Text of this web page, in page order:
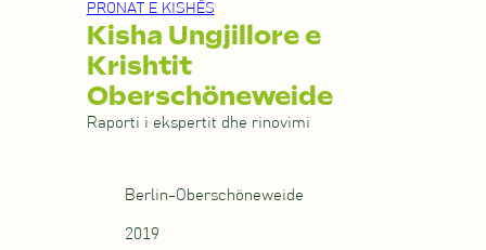
PRONAT E KISHËS
Kisha Ungjillore e
Krishtit
Oberschöneweide
Raporti i ekspertit dhe rinovimi
Berlin-Oberschöneweide
2019